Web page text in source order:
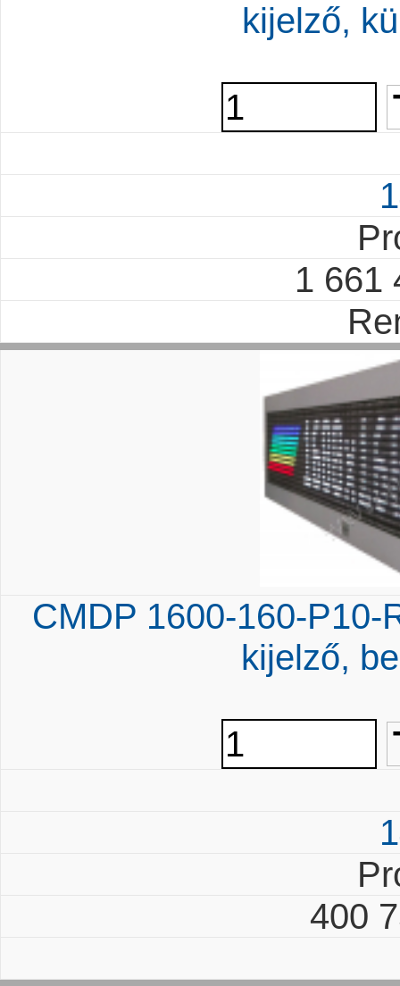
kijelző,
1 661
CMDP 1600-160-P10-
kijelző,
400